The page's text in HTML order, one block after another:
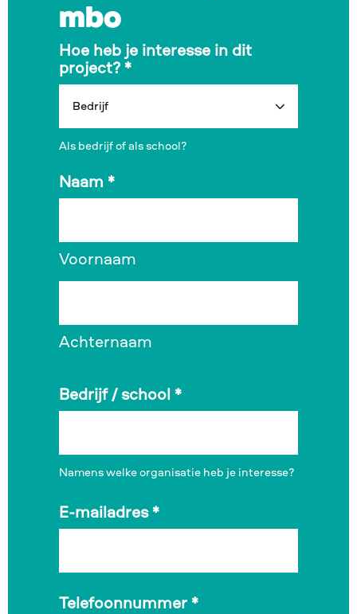
mbo
Hoe heb je interesse in dit
project? *
Als bedrijf of als school?
Naam *
Voornaam
Achternaam
Bedrijf / school *
Namens welke organisatie heb je interesse?
E-mailadres *
Telefoonnummer *